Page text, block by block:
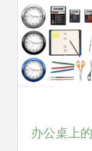
办公桌上